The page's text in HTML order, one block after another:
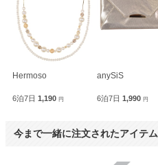
Hermoso
6泊7日 1,190 円
anySiS
6泊7日1,990円
今まで一緒に注文されたアイテム